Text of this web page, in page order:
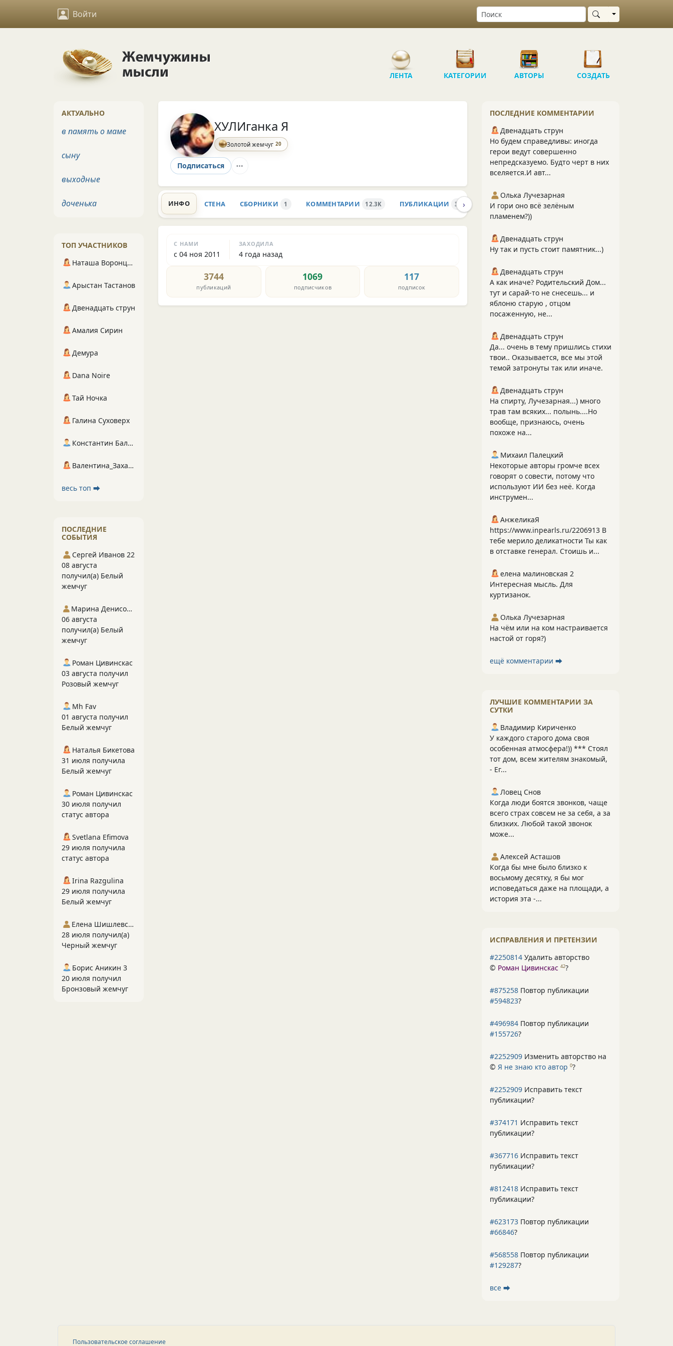
Войти Выбрать область
ЛЕНТА КАТЕГОРИИ АВТОРЫ СОЗДАТЬ
ХУЛИганка Я
Золотой жемчуг 20
Подписаться
ИНФО СТЕНА СБОРНИКИ 1 КОММЕНТАРИИ 12.3K ПУБЛИКАЦИИ 3.7K ПОДПИСЧИКИ 1.1K ПОДПИСКИ
›
С НАМИ
с 04 ноя 2011
ЗАХОДИЛА
4 года назад
3744
публикаций
1069
подписчиков
117
подписок
ПОСЛЕДНИЕ КОММЕНТАРИИ
Двенадцать струн
Но будем справедливы: иногда
герои ведут совершенно
непредсказуемо. Будто черт в них
вселяется.И авт...
Олька Лучезарная
И гори оно всё зелёным
пламенем?))
Двенадцать струн
Ну так и пусть стоит памятник...)
Двенадцать струн
А как иначе? Родительский Дом...
тут и сарай-то не снесешь... и
яблоню старую , отцом
посаженную, не...
Двенадцать струн
Да... очень в тему пришлись стихи
твои.. Оказывается, все мы этой
темой затронуты так или иначе.
Двенадцать струн
На спирту, Лучезарная...) много
трав там всяких... полынь....Но
вообще, признаюсь, очень
похоже на...
Михаил Палецкий
Некоторые авторы громче всех
говорят о совести, потому что
используют ИИ без неё. Когда
инструмен...
АнжеликаЯ
https://www.inpearls.ru/2206913 В
тебе мерило деликатности Ты как
в отставке генерал. Стоишь и...
елена малиновская 2
Интересная мысль. Для
куртизанок.
Олька Лучезарная
На чём или на ком настраивается
настой от горя?)
ещё комментарии ⮕
ЛУЧШИЕ КОММЕНТАРИИ ЗА
СУТКИ
Владимир Кириченко
У каждого старого дома своя
особенная атмосфера!)) *** Стоял
тот дом, всем жителям знакомый,
- Ег...
Ловец Снов
Когда люди боятся звонков, чаще
всего страх совсем не за себя, а за
близких. Любой такой звонок
може...
Алексей Асташов
Когда бы мне было близко к
восьмому десятку, я бы мог
исповедаться даже на площади, а
история эта -...
ИСПРАВЛЕНИЯ И ПРЕТЕНЗИИ
#2250814 Удалить авторство
© Роман Цивинскас 42?
#875258 Повтор публикации
#594823?
#496984 Повтор публикации
#155726?
#2252909 Изменить авторство на
© Я не знаю кто автор 0?
#2252909 Исправить текст
публикации?
#374171 Исправить текст
публикации?
#367716 Исправить текст
публикации?
#812418 Исправить текст
публикации?
#623173 Повтор публикации
#66846?
#568558 Повтор публикации
#129287?
все ⮕
АКТУАЛЬНО
в память о маме
сыну
выходные
доченька
ТОП УЧАСТНИКОВ
Наташа Воронцова
Арыстан Тастанов
Двенадцать струн
Амалия Сирин
Демура
Dana Noire
Тай Ночка
Галина Суховерх
Константин Балухта
Валентина_Захарова
весь топ ⮕
ПОСЛЕДНИЕ
СОБЫТИЯ
Сергей Иванов 22
08 августа
получил(а) Белый
жемчуг
Марина Денисова 5
06 августа
получил(а) Белый
жемчуг
Роман Цивинскас
03 августа получил
Розовый жемчуг
Mh Fav
01 августа получил
Белый жемчуг
Наталья Бикетова
31 июля получила
Белый жемчуг
Роман Цивинскас
30 июля получил
статус автора
Svetlana Efimova
29 июля получила
статус автора
Irina Razgulina
29 июля получила
Белый жемчуг
Елена Шишлевская
28 июля получил(а)
Черный жемчуг
Борис Аникин 3
20 июля получил
Бронзовый жемчуг
Пользовательское соглашение